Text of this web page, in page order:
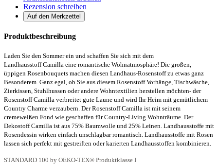
Rezension schreiben
Produktbeschreibung
Laden Sie den Sommer ein und schaffen Sie sich mit dem
Landhausstoff Camilla eine romantische Wohnatmosphäre! Die großen,
üppigen Rosenbouquets machen diesen Landhaus-Rosenstoff zu etwas ganz
Besonderem. Ganz egal, ob Sie aus diesem Rosenstoff Vorhänge, Tischwäsche,
Zierkissen, Stuhlhussen oder andere Wohntextilien herstellen möchten- der
Rosenstoff Camilla verbreitet gute Laune und wird Ihr Heim mit gemütlichem
Country Charme verzaubern. Der Rosenstoff Camilla ist mit seinem
cremeweißen Fond wie geschaffen für Country-Living Wohnträume. Der
Dekostoff Camilla ist aus 75% Baumwolle und 25% Leinen. Landhausstoffe mit
Rosendessin wirken einfach unschlagbar romantisch. Landhausstoffe mit Rosen
lassen sich perfekt mit gestreiften oder karierten Landhausstoffen kombinieren.
STANDARD 100 by OEKO-TEX® Produktklasse I